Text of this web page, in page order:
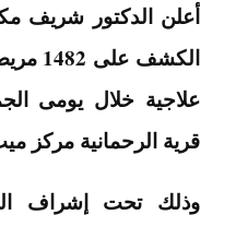
أعلن الدكتور شريف
علاجية خلال يومى
قرية الرحمانية مركز
وذلك تحت إشراف